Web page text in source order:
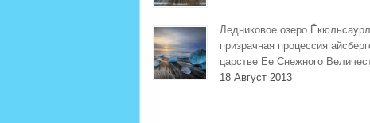
Ледниковое озеро
призрачная процессия
царстве Ее Снежного
18 Август 2013